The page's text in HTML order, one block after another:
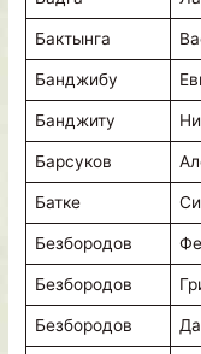
Бактынга
Банджибу
Банджиту
Барсуков
Батке
Безбородов
Безбородов
Безбородов